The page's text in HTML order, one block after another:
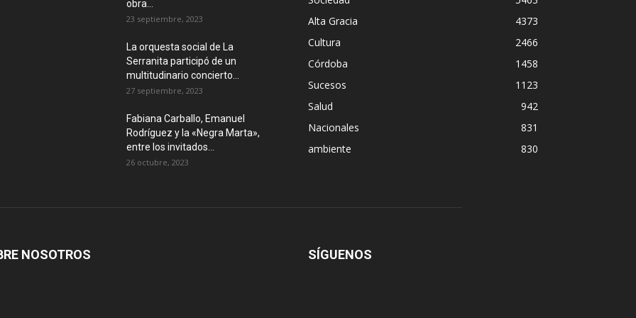
obra...
23 septiembre, 2023
La orquesta social de La
Serranita participó de un
multitudinario concierto...
27 septiembre, 2023
Fabiana Carballo, Emanuel
Rodríguez y la «Negra Marta»,
entre los invitados...
26 octubre, 2023
Alta Gracia
4373
Cultura
2466
Córdoba
1458
Sucesos
1123
Salud
942
Nacionales
831
ambiente
830
NOSOTROS SÍGUENOS